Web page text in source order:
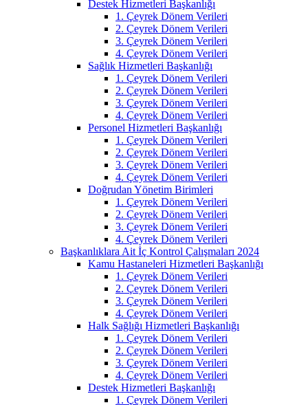
Destek Hizmetleri Başkanlığı
1. Çeyrek Dönem Verileri
2. Çeyrek Dönem Verileri
3. Çeyrek Dönem Verileri
4. Çeyrek Dönem Verileri
Sağlık Hizmetleri Başkanlığı
1. Çeyrek Dönem Verileri
2. Çeyrek Dönem Verileri
3. Çeyrek Dönem Verileri
4. Çeyrek Dönem Verileri
Personel Hizmetleri Başkanlığı
1. Çeyrek Dönem Verileri
2. Çeyrek Dönem Verileri
3. Çeyrek Dönem Verileri
4. Çeyrek Dönem Verileri
Doğrudan Yönetim Birimleri
1. Çeyrek Dönem Verileri
2. Çeyrek Dönem Verileri
3. Çeyrek Dönem Verileri
4. Çeyrek Dönem Verileri
Başkanlıklara Ait İç Kontrol Çalışmaları 2024
Kamu Hastaneleri Hizmetleri Başkanlığı
1. Çeyrek Dönem Verileri
2. Çeyrek Dönem Verileri
3. Çeyrek Dönem Verileri
4. Çeyrek Dönem Verileri
Halk Sağlığı Hizmetleri Başkanlığı
1. Çeyrek Dönem Verileri
2. Çeyrek Dönem Verileri
3. Çeyrek Dönem Verileri
4. Çeyrek Dönem Verileri
Destek Hizmetleri Başkanlığı
1. Çeyrek Dönem Verileri